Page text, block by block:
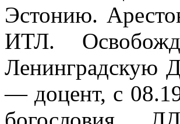
Эстонию.
ИТЛ.
Ленинградскую
— доцент, с